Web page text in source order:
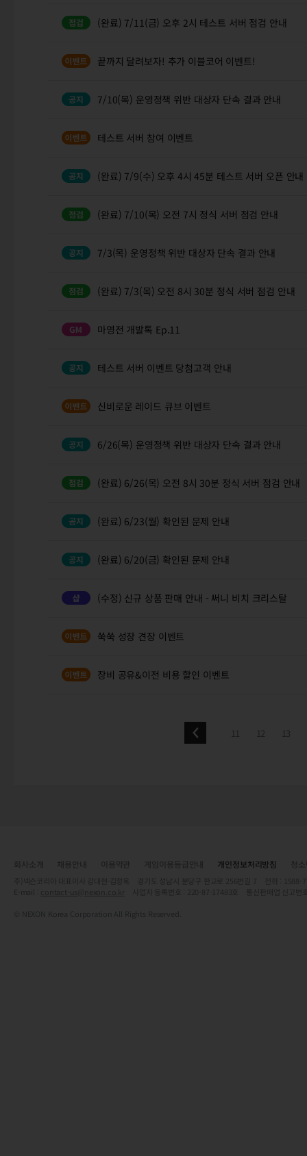
(완료) 7/11(금) 오후 2시 테스트 서버 점검 안내
끝까지 달려보자! 추가 이블코어 이벤트!
7/10(목) 운영정책 위반 대상자 단속 결과 안내
테스트 서버 참여 이벤트
(완료) 7/9(수) 오후 4시 45분 테스트 서버 오픈 안내
(완료) 7/10(목) 오전 7시 정식 서버 점검 안내
7/3(목) 운영정책 위반 대상자 단속 결과 안내
(완료) 7/3(목) 오전 8시 30분 정식 서버 점검 안내
마영전 개발톡 Ep.11
테스트 서버 이벤트 당첨고객 안내
신비로운 레이드 큐브 이벤트
6/26(목) 운영정책 위반 대상자 단속 결과 안내
(완료) 6/26(목) 오전 8시 30분 정식 서버 점검 안내
(완료) 6/23(월) 확인된 문제 안내
(완료) 6/20(금) 확인된 문제 안내
(수정) 신규 상품 판매 안내 - 써니 비치 크리스탈
쑥쑥 성장 견장 이벤트
장비 공유&이전 비용 할인 이벤트
11 12 13
개인정보처리방침
contact-us@nexon.co.kr
© NEXON Korea Corporation All Rights Reserved.